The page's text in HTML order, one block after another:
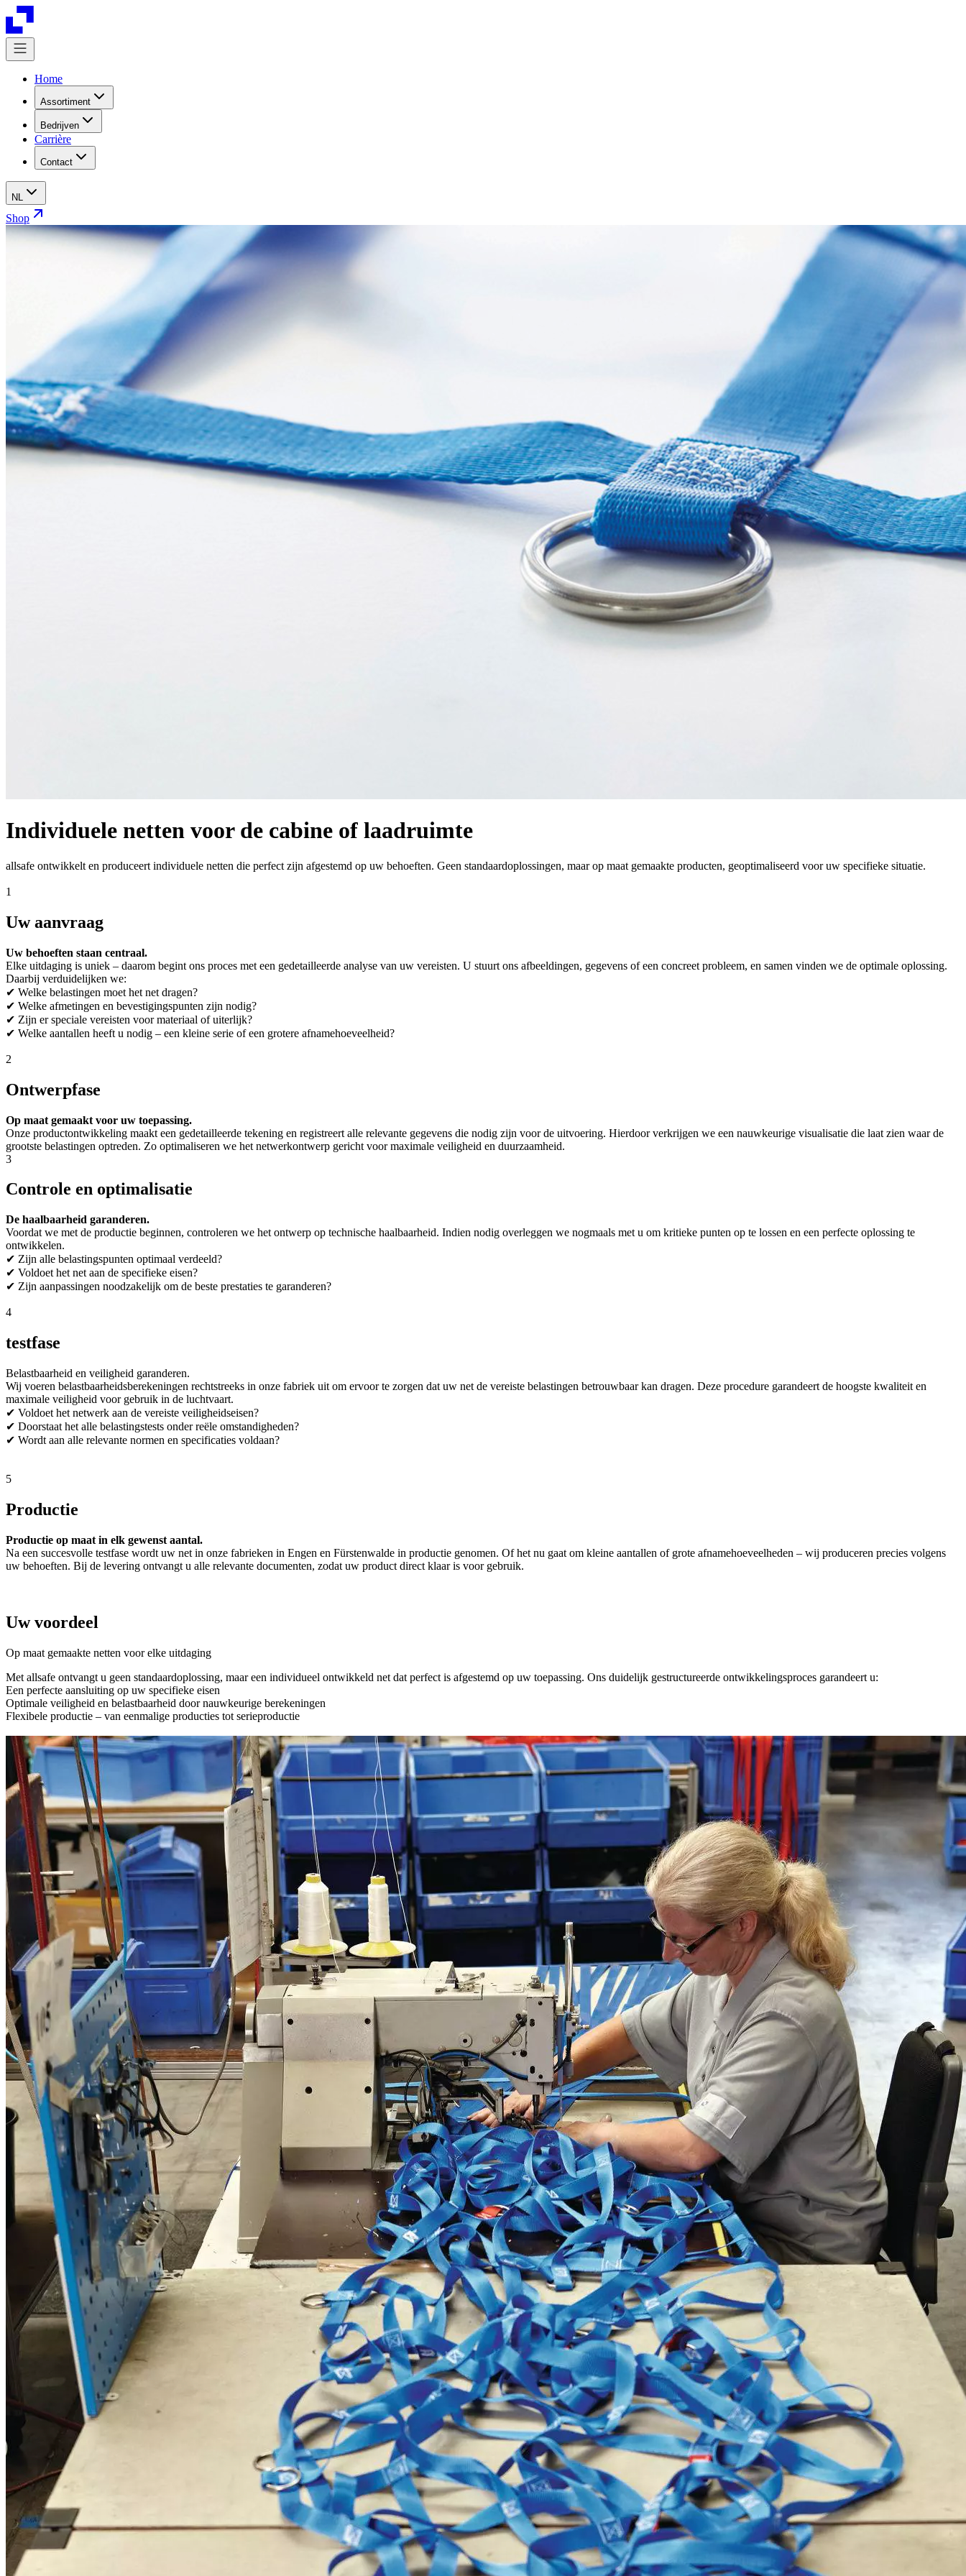
Home
Assortiment
Bedrijven
Carrière
Contact
NL
Shop
Individuele netten voor de cabine of laadruimte
allsafe ontwikkelt en produceert individuele netten die perfect zijn afgestemd op uw behoeften. Geen standaardoplossingen, maar op maat gemaakte producten, geoptimaliseerd voor uw specifieke situatie.
1
Uw aanvraag
Uw behoeften staan centraal.
Elke uitdaging is uniek – daarom begint ons proces met een gedetailleerde analyse van uw vereisten. U stuurt ons afbeeldingen, gegevens of een concreet probleem, en samen vinden we de optimale oplossing.
Daarbij verduidelijken we:
✔ Welke belastingen moet het net dragen?
✔ Welke afmetingen en bevestigingspunten zijn nodig?
✔ Zijn er speciale vereisten voor materiaal of uiterlijk?
✔ Welke aantallen heeft u nodig – een kleine serie of een grotere afnamehoeveelheid?
2
Ontwerpfase
Op maat gemaakt voor uw toepassing.
Onze productontwikkeling maakt een gedetailleerde tekening en registreert alle relevante gegevens die nodig zijn voor de uitvoering. Hierdoor verkrijgen we een nauwkeurige visualisatie die laat zien waar de
grootste belastingen optreden. Zo optimaliseren we het netwerkontwerp gericht voor maximale veiligheid en duurzaamheid.
3
Controle en optimalisatie
De haalbaarheid garanderen.
Voordat we met de productie beginnen, controleren we het ontwerp op technische haalbaarheid. Indien nodig overleggen we nogmaals met u om kritieke punten op te lossen en een perfecte oplossing te
ontwikkelen.
✔ Zijn alle belastingspunten optimaal verdeeld?
✔ Voldoet het net aan de specifieke eisen?
✔ Zijn aanpassingen noodzakelijk om de beste prestaties te garanderen?
4
testfase
Belastbaarheid en veiligheid garanderen.
Wij voeren belastbaarheidsberekeningen rechtstreeks in onze fabriek uit om ervoor te zorgen dat uw net de vereiste belastingen betrouwbaar kan dragen. Deze procedure garandeert de hoogste kwaliteit en
maximale veiligheid voor gebruik in de luchtvaart.
✔ Voldoet het netwerk aan de vereiste veiligheidseisen?
✔ Doorstaat het alle belastingstests onder reële omstandigheden?
✔ Wordt aan alle relevante normen en specificaties voldaan?
5
Productie
Productie op maat in elk gewenst aantal.
Na een succesvolle testfase wordt uw net in onze fabrieken in Engen en Fürstenwalde in productie genomen. Of het nu gaat om kleine aantallen of grote afnamehoeveelheden – wij produceren precies volgens
uw behoeften. Bij de levering ontvangt u alle relevante documenten, zodat uw product direct klaar is voor gebruik.
Uw voordeel
Op maat gemaakte netten voor elke uitdaging
Met allsafe ontvangt u geen standaardoplossing, maar een individueel ontwikkeld net dat perfect is afgestemd op uw toepassing. Ons duidelijk gestructureerde ontwikkelingsproces garandeert u:
Een perfecte aansluiting op uw specifieke eisen
Optimale veiligheid en belastbaarheid door nauwkeurige berekeningen
Flexibele productie – van eenmalige producties tot serieproductie